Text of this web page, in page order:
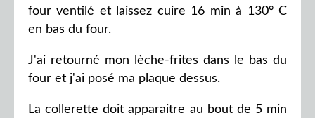
four ventilé et laissez cuire 16 min à 130° C
en bas du four.
J'ai retourné mon lèche-frites dans le bas du
four et j'ai posé ma plaque dessus.
La collerette doit apparaitre au bout de 5 min